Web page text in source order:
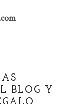
BLOG Y